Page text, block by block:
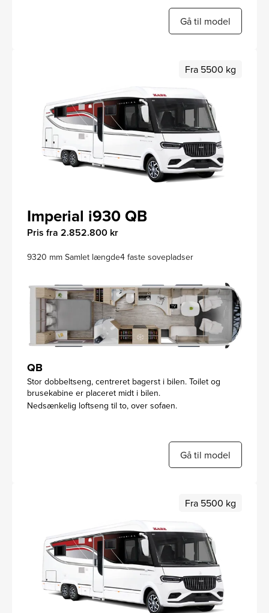
Gå til model
Fra 5500 kg
Imperial i930 QB
Pris fra 2.852.800 kr
9320 mm Samlet længde4 faste sovepladser
QB
Stor dobbeltseng, centreret bagerst i bilen. Toilet og
brusekabine er placeret midt i bilen.
Nedsænkelig loftseng til to, over sofaen.
Gå til model
Fra 5500 kg